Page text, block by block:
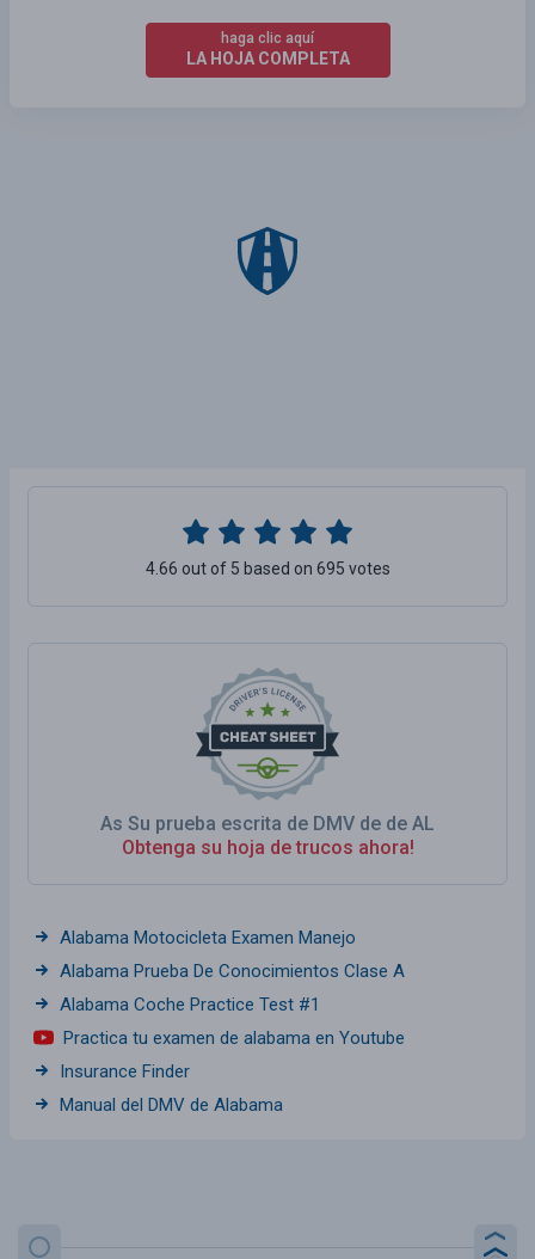
As Su prueba escrita de DMV de de AL
Obtenga su hoja de trucos ahora!
4.66 out of 5 based on 695 votes
Alabama Motocicleta Examen Manejo
Alabama Prueba De Conocimientos Clase A
Alabama Coche Practice Test #1
Practica tu examen de alabama en Youtube
Insurance Finder
Manual del DMV de Alabama
haga clic aquí
LA HOJA COMPLETA